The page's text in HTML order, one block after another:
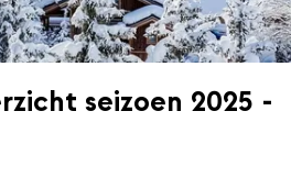
seizoen 2025 -